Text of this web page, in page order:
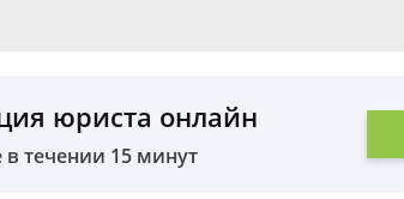
юриста онлайн
в течении 15 минут